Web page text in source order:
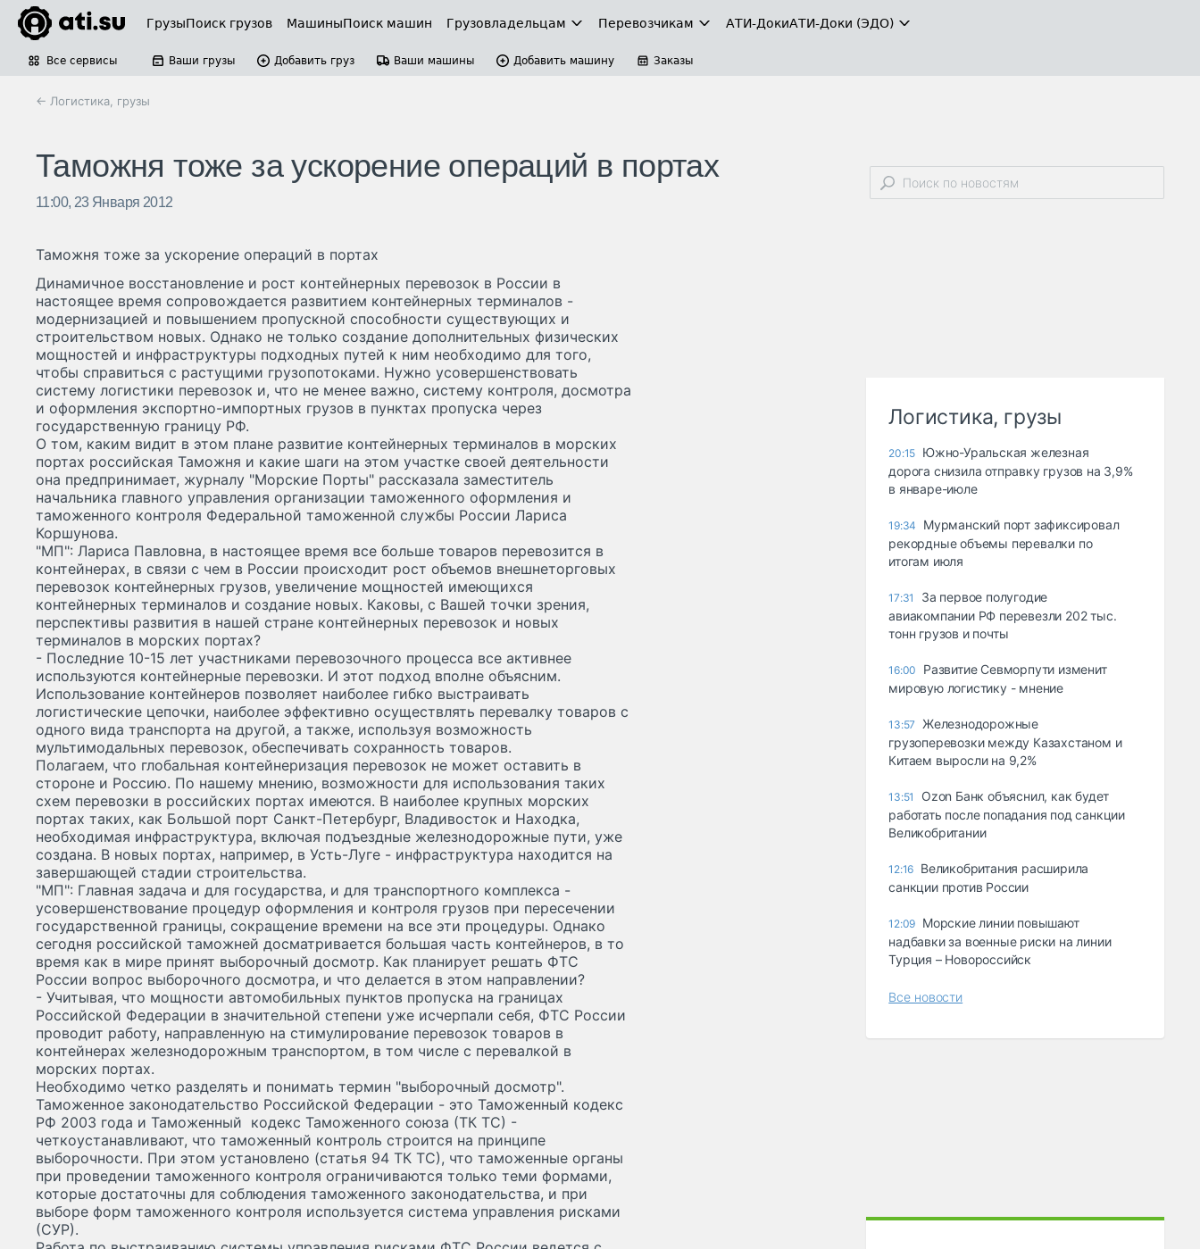
ГрузыПоиск грузов МашиныПоиск машин Грузовладельцам Перевозчикам АТИ-ДокиАТИ-Доки (ЭДО)
Все сервисы Ваши грузы Добавить груз Ваши машины Добавить машину Заказы
← Логистика, грузы
Таможня тоже за ускорение операций в портах
11:00, 23 Января 2012
Таможня тоже за ускорение операций в портах
Динамичное восстановление и рост контейнерных перевозок в России в
настоящее время сопровождается развитием контейнерных терминалов -
модернизацией и повышением пропускной способности существующих и
строительством новых. Однако не только создание дополнительных физических
мощностей и инфраструктуры подходных путей к ним необходимо для того,
чтобы справиться с растущими грузопотоками. Нужно усовершенствовать
систему логистики перевозок и, что не менее важно, систему контроля, досмотра
и оформления экспортно-импортных грузов в пунктах пропуска через
государственную границу РФ.
О том, каким видит в этом плане развитие контейнерных терминалов в морских
портах российская Таможня и какие шаги на этом участке своей деятельности
она предпринимает, журналу "Морские Порты" рассказала заместитель
начальника главного управления организации таможенного оформления и
таможенного контроля Федеральной таможенной службы России Лариса
Коршунова.
"МП": Лариса Павловна, в настоящее время все больше товаров перевозится в
контейнерах, в связи с чем в России происходит рост объемов внешнеторговых
перевозок контейнерных грузов, увеличение мощностей имеющихся
контейнерных терминалов и создание новых. Каковы, с Вашей точки зрения,
перспективы развития в нашей стране контейнерных перевозок и новых
терминалов в морских портах?
- Последние 10-15 лет участниками перевозочного процесса все активнее
используются контейнерные перевозки. И этот подход вполне объясним.
Использование контейнеров позволяет наиболее гибко выстраивать
логистические цепочки, наиболее эффективно осуществлять перевалку товаров с
одного вида транспорта на другой, а также, используя возможность
мультимодальных перевозок, обеспечивать сохранность товаров.
Полагаем, что глобальная контейнеризация перевозок не может оставить в
стороне и Россию. По нашему мнению, возможности для использования таких
схем перевозки в российских портах имеются. В наиболее крупных морских
портах таких, как Большой порт Санкт-Петербург, Владивосток и Находка,
необходимая инфраструктура, включая подъездные железнодорожные пути, уже
создана. В новых портах, например, в Усть-Луге - инфраструктура находится на
завершающей стадии строительства.
"МП": Главная задача и для государства, и для транспортного комплекса -
усовершенствование процедур оформления и контроля грузов при пересечении
государственной границы, сокращение времени на все эти процедуры. Однако
сегодня российской таможней досматривается большая часть контейнеров, в то
время как в мире принят выборочный досмотр. Как планирует решать ФТС
России вопрос выборочного досмотра, и что делается в этом направлении?
- Учитывая, что мощности автомобильных пунктов пропуска на границах
Российской Федерации в значительной степени уже исчерпали себя, ФТС России
проводит работу, направленную на стимулирование перевозок товаров в
контейнерах железнодорожным транспортом, в том числе с перевалкой в
морских портах.
Необходимо четко разделять и понимать термин "выборочный досмотр".
Таможенное законодательство Российской Федерации - это Таможенный кодекс
РФ 2003 года и Таможенный кодекс Таможенного союза (ТК ТС) -
четкоустанавливают, что таможенный контроль строится на принципе
выборочности. При этом установлено (статья 94 ТК ТС), что таможенные органы
при проведении таможенного контроля ограничиваются только теми формами,
которые достаточны для соблюдения таможенного законодательства, и при
выборе форм таможенного контроля используется система управления рисками
(СУР).
Логистика, грузы
20:15 Южно-Уральская железная
дорога снизила отправку грузов на 3,9%
в январе-июле
19:34
Мурманский порт зафиксировал
рекордные объемы перевалки по
итогам июля
17:31
За первое полугодие
авиакомпании РФ перевезли 202 тыс.
тонн грузов и почты
16:00
Развитие Севморпути изменит
мировую логистику - мнение
13:57
Железнодорожные
грузоперевозки между Казахстаном и
Китаем выросли на 9,2%
13:51
Ozon Банк объяснил, как будет
работать после попадания под санкции
Великобритании
12:16 Великобритания расширила
санкции против России
12:09 Морские линии повышают
надбавки за военные риски на линии
Турция – Новороссийск
Все новости